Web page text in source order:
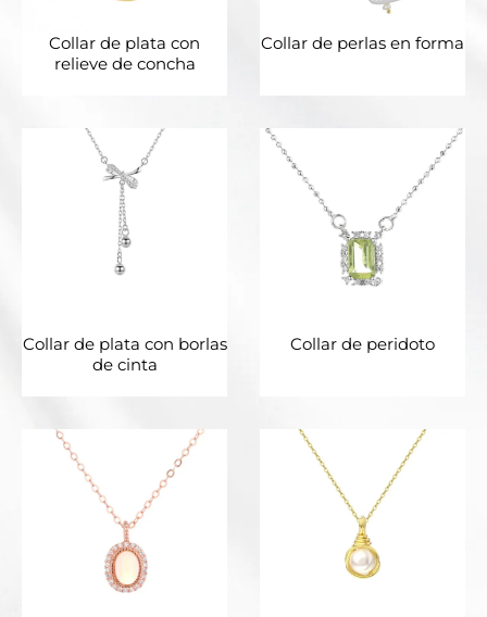
Collar de plata con
relieve de concha
Collar de perlas en forma
Collar de plata con borlas
de cinta
Collar de peridoto